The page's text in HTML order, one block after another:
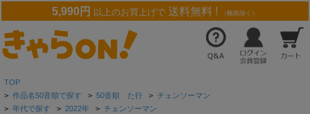
5,990円 以上のお買上げで 送料無料 ! （離島除く）
TOP
> 作品名50音順で探す > 50音順 た行 > チェンソーマン
> 年代で探す > 2022年 > チェンソーマン